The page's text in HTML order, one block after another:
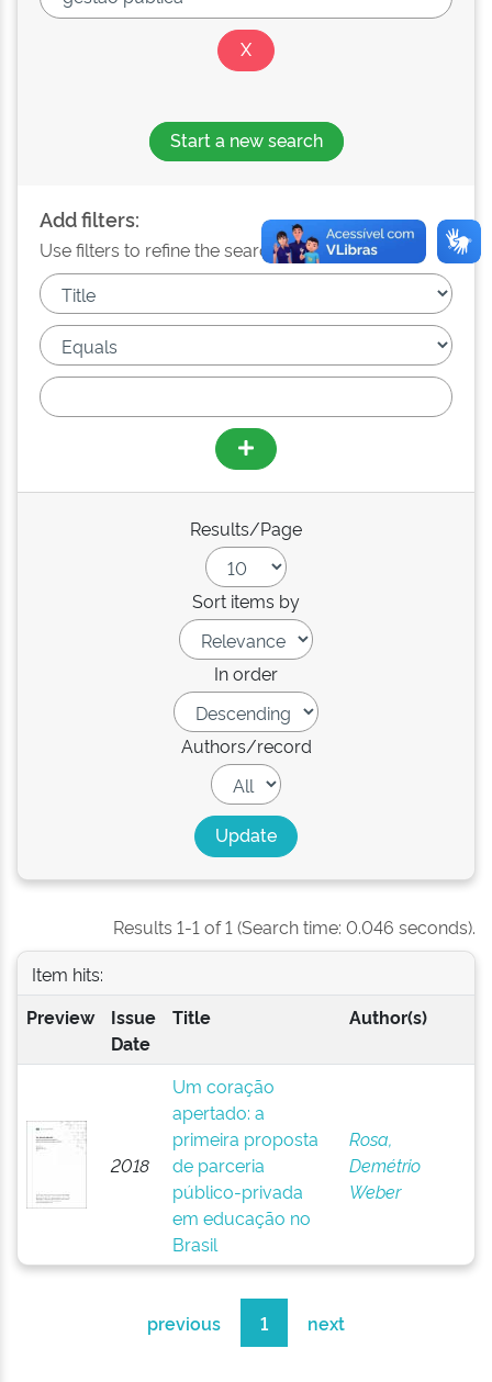
Start a new search
Add filters:
Use filters to refine the search results.
Results/Page
Sort items by
In order
Authors/record
Results 1-1 of 1 (Search time: 0.046 seconds).
Item hits:
Preview
Issue
Date
Title Author(s)
2018
Um coração
apertado: a
primeira proposta
de parceria
público-privada
em educação no
Brasil
Rosa,
Demétrio
Weber
previous 1 next